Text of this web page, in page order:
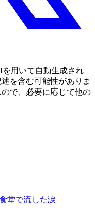
用いて自動生成され
を含む可能性がありま
で、必要に応じて他の
堂で流した涙